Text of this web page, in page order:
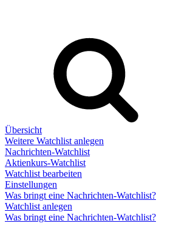
Übersicht
Weitere Watchlist anlegen
Nachrichten-Watchlist
Aktienkurs-Watchlist
Watchlist bearbeiten
Einstellungen
Was bringt eine Nachrichten-Watchlist?
Watchlist anlegen
Was bringt eine Nachrichten-Watchlist?